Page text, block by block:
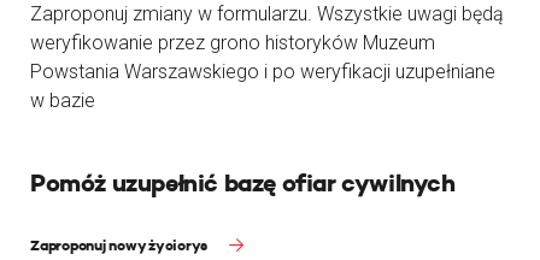
Zaproponuj zmiany w formularzu. Wszystkie uwagi będą
weryfikowanie przez grono historyków Muzeum
Powstania Warszawskiego i po weryfikacji uzupełniane
w bazie
Pomóż uzupełnić bazę ofiar cywilnych
Zaproponuj nowy życiorys